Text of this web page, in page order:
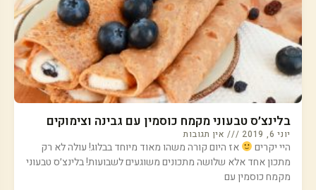
בלינצ׳ס טבעוני מקמח כוסמין עם גבינה וצימוקים
יוני 6, 2019 אין תגובות
היי יקרים
אז היום קורה משהו מאוד מיוחד בבלוג! עולה לא רק
מתכון אחד אלא שלושה מתכונים משוגעים לשבועות! בלינצ׳ס טבעוני
מקמח כוסמין עם